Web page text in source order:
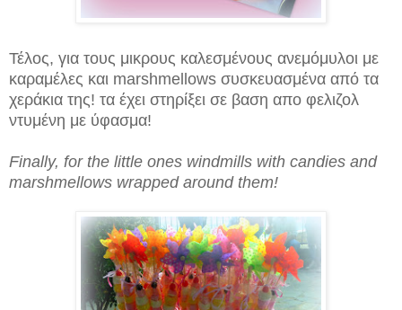
Τέλος, για τους μικρους καλεσμένους ανεμόμυλοι με
καραμέλες και marshmellows συσκευασμένα από τα
χεράκια της! τα έχει στηρίξει σε βαση απο φελιζολ
ντυμένη με ύφασμα!
Finally, for the little ones windmills with candies and
marshmellows wrapped around them!